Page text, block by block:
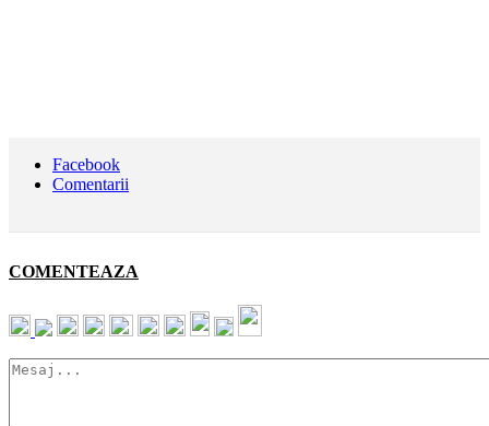
Facebook
Comentarii
COMENTEAZA